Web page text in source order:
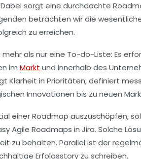
sorgt eine durchdachte
betrachten wir die
zu erreichen.
mehr als nur eine To-do-Liste: Es
im Markt und innerhalb des
Klarheit in Prioritäten, definiert
Innovationen bis zu neuen
einer Roadmap auszuschöpfen,
Agile Roadmaps in Jira. Solche
zu behalten. Parallel ist der
Erfolgsstory zu schreiben.